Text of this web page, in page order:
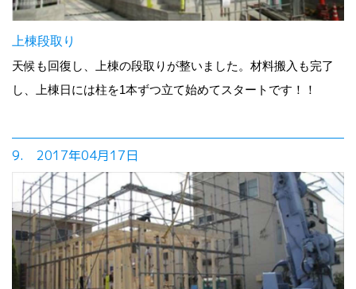
上棟段取り
天候も回復し、上棟の段取りが整いました。材料搬入も完了
し、上棟日には柱を1本ずつ立て始めてスタートです！！
9. 2017年04月17日